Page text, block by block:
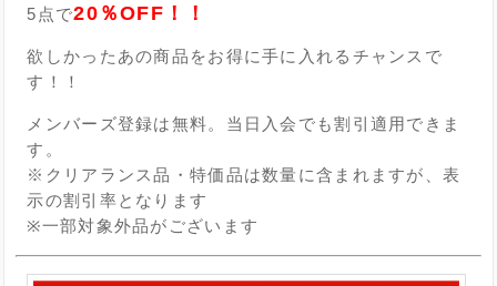
5点で20％OFF！！
欲しかったあの商品をお得に手に入れるチャンスで
す！！
メンバーズ登録は無料。当日入会でも割引適用できま
す。
※クリアランス品・特価品は数量に含まれますが、表
示の割引率となります
※一部対象外品がございます